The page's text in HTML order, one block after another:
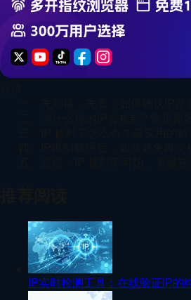
IP实时检测工具：在线验证IP的